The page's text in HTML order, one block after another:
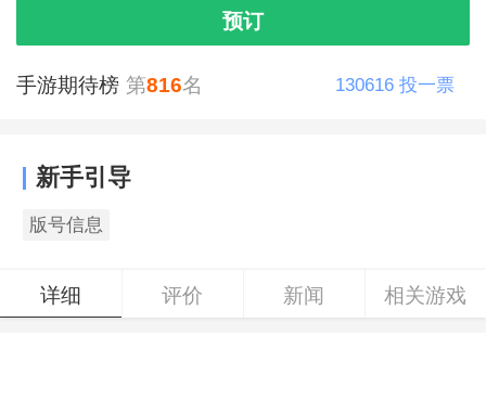
预订
手游期待榜 第816名 130616 投一票
新手引导
版号信息
详细 评价 新闻 相关游戏